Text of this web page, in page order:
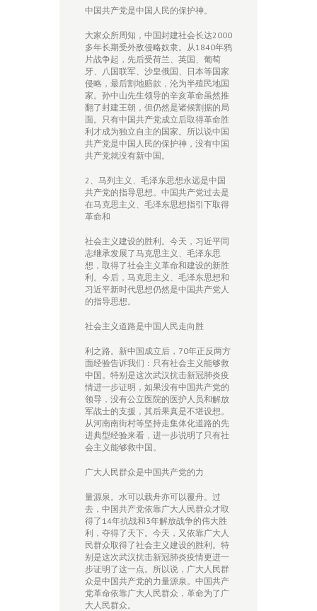
中国共产党是中国人民的保护神。
大家众所周知，中国封建社会长达2000
多年长期受外敌侵略奴隶。从1840年鸦
片战争起，先后受荷兰、英国、葡萄
牙、八国联军、沙皇俄国、日本等国家
侵略，最后割地赔款，沦为半殖民地国
家。孙中山先生领导的辛亥革命虽然推
翻了封建王朝，但仍然是诸候割据的局
面。只有中国共产党成立后取得革命胜
利才成为独立自主的国家。所以说中国
共产党是中国人民的保护神，没有中国
共产党就没有新中国。
2、马列主义、毛泽东思想永远是中国
共产党的指导思想。中国共产党过去是
在马克思主义、毛泽东思想指引下取得
革命和
社会主义建设的胜利。今天，习近平同
志继承发展了马克思主义、毛泽东思
想，取得了社会主义革命和建设的新胜
利。今后，马克思主义、毛泽东思想和
习近平新时代思想仍然是中国共产党人
的指导思想。
社会主义道路是中国人民走向胜
利之路。新中国成立后，70年正反两方
面经验告诉我们：只有社会主义能够救
中国。特别是这次武汉抗击新冠肺炎疫
情进一步证明，如果没有中国共产党的
领导，没有公立医院的医护人员和解放
军战士的支援，其后果真是不堪设想。
从河南南街村等坚持走集体化道路的先
进典型经验来看，进一步说明了只有社
会主义能够救中国。
广大人民群众是中国共产党的力
量源泉。水可以载舟亦可以覆舟。过
去，中国共产党依靠广大人民群众才取
得了14年抗战和3年解放战争的伟大胜
利，夺得了天下。今天，又依靠广大人
民群众取得了社会主义建设的胜利。特
别是这次武汉抗击新冠肺炎疫情更进一
步证明了这一点。所以说，广大人民群
众是中国共产党的力量源泉。中国共产
党革命依靠广大人民群众，革命为了广
大人民群众。